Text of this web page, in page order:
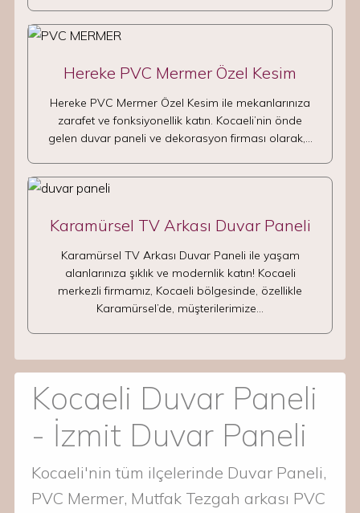
Hereke PVC Mermer Özel Kesim
Hereke PVC Mermer Özel Kesim ile mekanlarınıza
zarafet ve fonksiyonellik katın. Kocaeli’nin önde
gelen duvar paneli ve dekorasyon firması olarak,…
Karamürsel TV Arkası Duvar Paneli
Karamürsel TV Arkası Duvar Paneli ile yaşam
alanlarınıza şıklık ve modernlik katın! Kocaeli
merkezli firmamız, Kocaeli bölgesinde, özellikle
Karamürsel’de, müşterilerimize…
Kocaeli Duvar Paneli
- İzmit Duvar Paneli
Kocaeli'nin tüm ilçelerinde Duvar Paneli,
PVC Mermer, Mutfak Tezgah arkası PVC